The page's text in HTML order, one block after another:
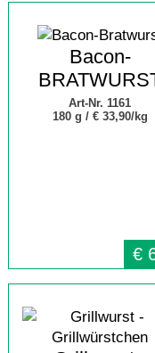
Bacon-
Art-Nr. 1161
180 g / € 33,90/kg
€